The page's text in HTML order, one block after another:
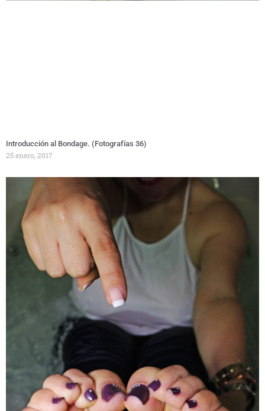
Introducción al Bondage. (Fotografías 36)
25 enero, 2017